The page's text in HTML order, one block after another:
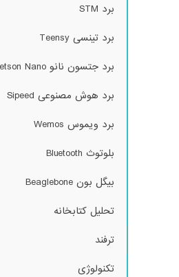
برد STM
برد تینسی Teensy
برد جتسون نانو Jetson Nano
برد هوش مصنوعی Sipeed
برد ویموس Wemos
بلوتوث Bluetooth
بیگل بون Beaglebone
تحلیل کتابخانه
ترفند
تکنولوژی